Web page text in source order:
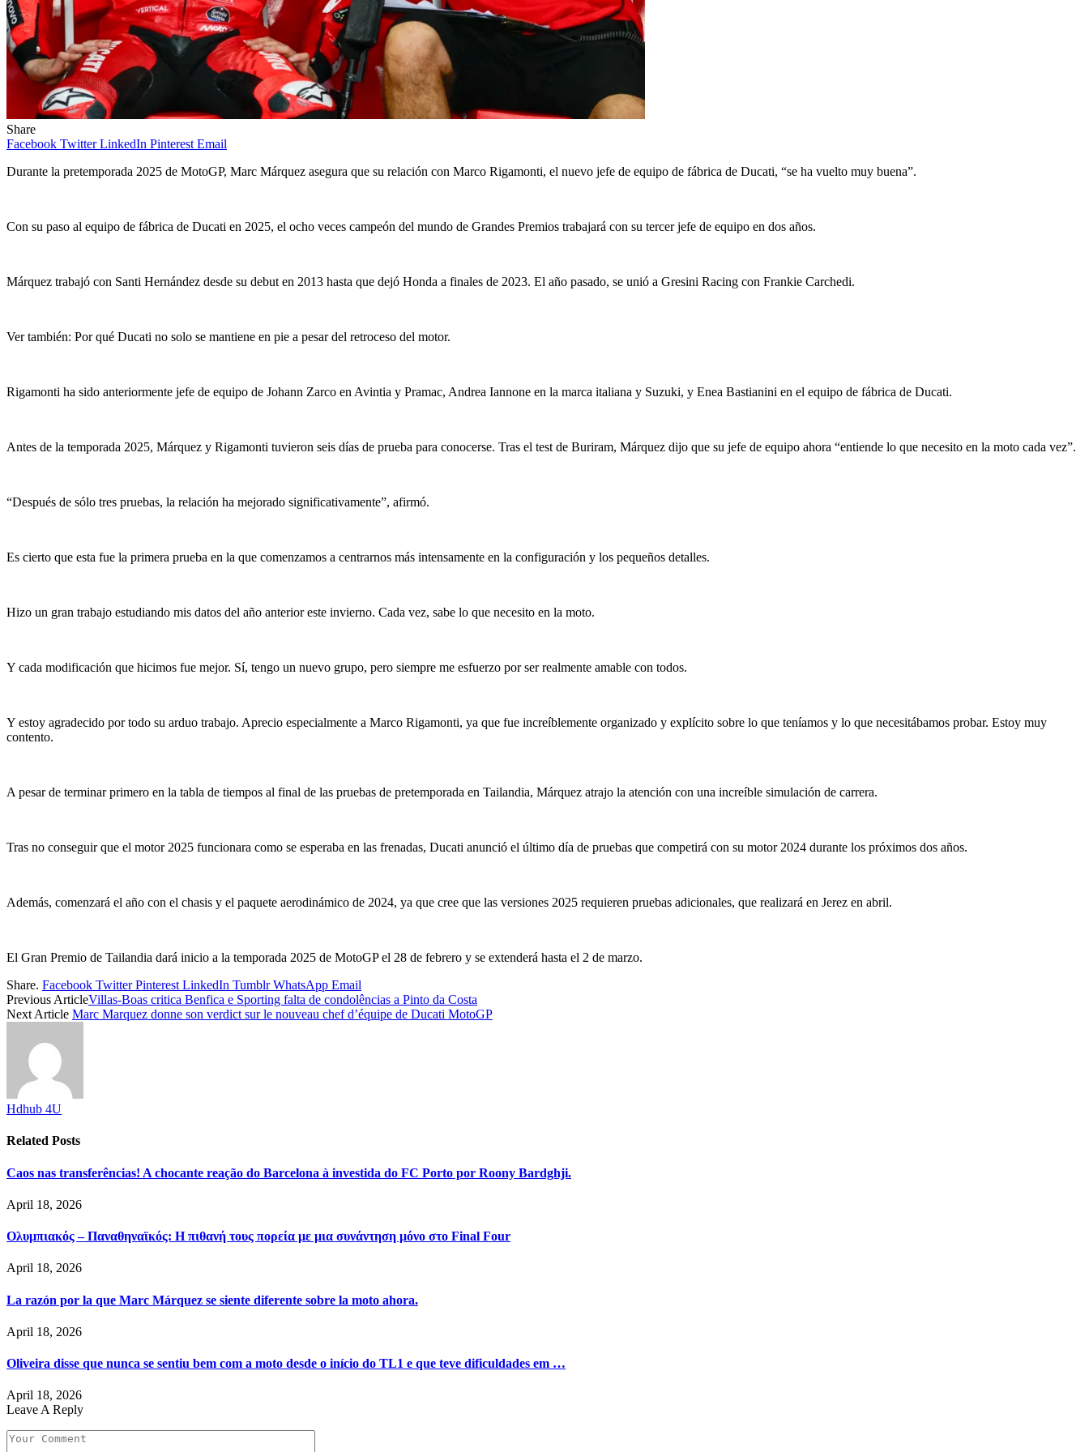
Share
Facebook Twitter LinkedIn Pinterest Email
Durante la pretemporada 2025 de MotoGP, Marc Márquez asegura que su relación con Marco Rigamonti, el nuevo jefe de equipo de fábrica de Ducati, “se ha vuelto muy buena”.
Con su paso al equipo de fábrica de Ducati en 2025, el ocho veces campeón del mundo de Grandes Premios trabajará con su tercer jefe de equipo en dos años.
Márquez trabajó con Santi Hernández desde su debut en 2013 hasta que dejó Honda a finales de 2023. El año pasado, se unió a Gresini Racing con Frankie Carchedi.
Ver también: Por qué Ducati no solo se mantiene en pie a pesar del retroceso del motor.
Rigamonti ha sido anteriormente jefe de equipo de Johann Zarco en Avintia y Pramac, Andrea Iannone en la marca italiana y Suzuki, y Enea Bastianini en el equipo de fábrica de Ducati.
Antes de la temporada 2025, Márquez y Rigamonti tuvieron seis días de prueba para conocerse. Tras el test de Buriram, Márquez dijo que su jefe de equipo ahora “entiende lo que necesito en la moto cada vez”.
“Después de sólo tres pruebas, la relación ha mejorado significativamente”, afirmó.
Es cierto que esta fue la primera prueba en la que comenzamos a centrarnos más intensamente en la configuración y los pequeños detalles.
Hizo un gran trabajo estudiando mis datos del año anterior este invierno. Cada vez, sabe lo que necesito en la moto.
Y cada modificación que hicimos fue mejor. Sí, tengo un nuevo grupo, pero siempre me esfuerzo por ser realmente amable con todos.
Y estoy agradecido por todo su arduo trabajo. Aprecio especialmente a Marco Rigamonti, ya que fue increíblemente organizado y explícito sobre lo que teníamos y lo que necesitábamos probar. Estoy muy
contento.
A pesar de terminar primero en la tabla de tiempos al final de las pruebas de pretemporada en Tailandia, Márquez atrajo la atención con una increíble simulación de carrera.
Tras no conseguir que el motor 2025 funcionara como se esperaba en las frenadas, Ducati anunció el último día de pruebas que competirá con su motor 2024 durante los próximos dos años.
Además, comenzará el año con el chasis y el paquete aerodinámico de 2024, ya que cree que las versiones 2025 requieren pruebas adicionales, que realizará en Jerez en abril.
El Gran Premio de Tailandia dará inicio a la temporada 2025 de MotoGP el 28 de febrero y se extenderá hasta el 2 de marzo.
Share. Facebook Twitter Pinterest LinkedIn Tumblr WhatsApp Email
Previous ArticleVillas-Boas critica Benfica e Sporting falta de condolências a Pinto da Costa
Next Article Marc Marquez donne son verdict sur le nouveau chef d’équipe de Ducati MotoGP
Hdhub 4U
Related Posts
Caos nas transferências! A chocante reação do Barcelona à investida do FC Porto por Roony Bardghji.
April 18, 2026
Ολυμπιακός – Παναθηναϊκός: Η πιθανή τους πορεία με μια συνάντηση μόνο στο Final Four
April 18, 2026
La razón por la que Marc Márquez se siente diferente sobre la moto ahora.
April 18, 2026
Oliveira disse que nunca se sentiu bem com a moto desde o início do TL1 e que teve dificuldades em …
April 18, 2026
Leave A Reply